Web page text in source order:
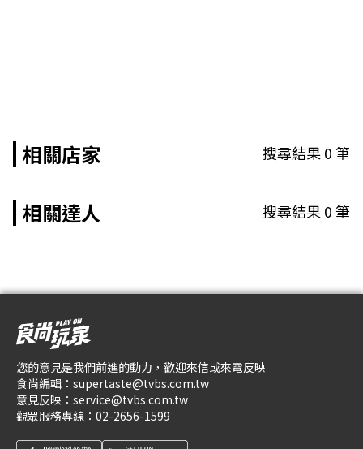
相關店家 搜尋結果0筆
相關達人 搜尋結果0筆
您的意見是我們前進的動力，歡迎來信或來電反映
食尚編輯： supertaste@tvbs.com.tw
意見反映： service@tvbs.com.tw
觀眾服務專線： 02-2656-1599